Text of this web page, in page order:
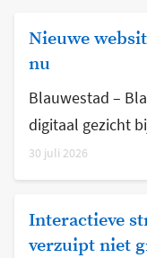
Nieuwe
nu
Blauwestad –
digitaal gezicht
30 juli 2026
Interactieve
verzuipt niet